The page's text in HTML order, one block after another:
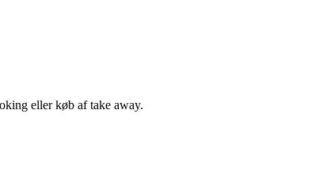
eller køb af take away.